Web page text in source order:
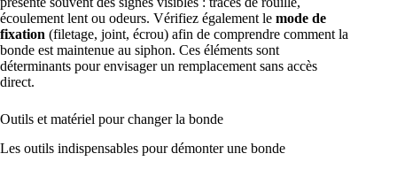
écoulement lent ou odeurs. Vérifiez également le mode de
fixation (filetage, joint, écrou) afin de comprendre comment la
bonde est maintenue au siphon. Ces éléments sont
déterminants pour envisager un remplacement sans accès
direct.
Outils et matériel pour changer la bonde
Les outils indispensables pour démonter une bonde